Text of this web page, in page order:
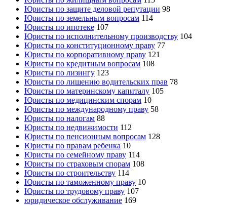
Юристы по защите деловой репутации 98
Юристы по земельным вопросам 114
Юристы по ипотеке 107
Юристы по исполнительному производству 104
Юристы по конституционному праву 77
Юристы по корпоративному праву 121
Юристы по кредитным вопросам 108
Юристы по лизингу 123
Юристы по лишению водительских прав 78
Юристы по материнскому капиталу 105
Юристы по медицинским спорам 10
Юристы по международному праву 58
Юристы по налогам 88
Юристы по недвижимости 112
Юристы по пенсионным вопросам 128
Юристы по правам ребенка 10
Юристы по семейному праву 114
Юристы по страховым спорам 108
Юристы по строительству 114
Юристы по таможенному праву 10
Юристы по трудовому праву 107
юридическое обслуживание 169